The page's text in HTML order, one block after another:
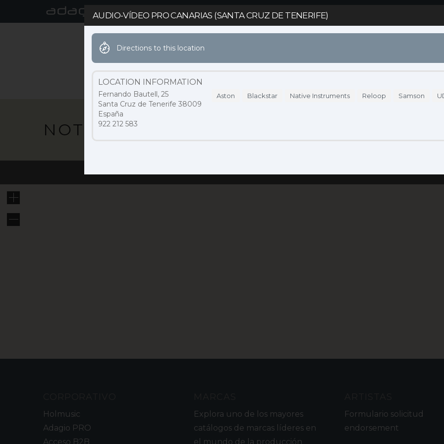
ACTUALIDAD MARCAS
NOTICIAS
Holmusic
Adagio PRO
Acceso B2B
Explora uno de los mayores
catálogos de marcas líderes en
el mundo de la producción
Formulario solicitud
endorsement
AUDIO-VÍDEO PRO CANARIAS (SANTA CRUZ DE TENERIFE)
Directions to this location
LOCATION INFORMATION
Fernando Bautell, 25
Santa Cruz de Tenerife 38009
España
922 212 583
Aston Blackstar Native Instruments Reloop Samson